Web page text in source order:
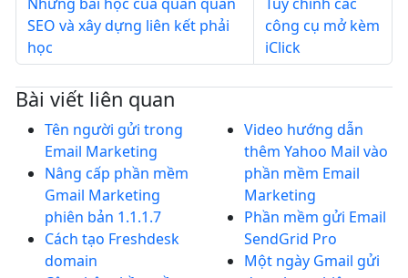
SEO và xây dựng liên kết phải
học
công cụ mở kèm
iClick
Bài viết liên quan
Tên người gửi trong
Email Marketing
Nâng cấp phần mềm
Gmail Marketing
phiên bản 1.1.1.7
Cách tạo Freshdesk
domain
Video hướng dẫn
thêm Yahoo Mail vào
phần mềm Email
Marketing
Phần mềm gửi Email
SendGrid Pro
Một ngày Gmail gửi